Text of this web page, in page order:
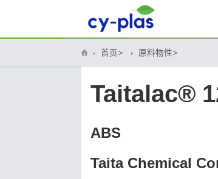
首页> 原料物性>
Taitalac®
ABS
Taita Chemical